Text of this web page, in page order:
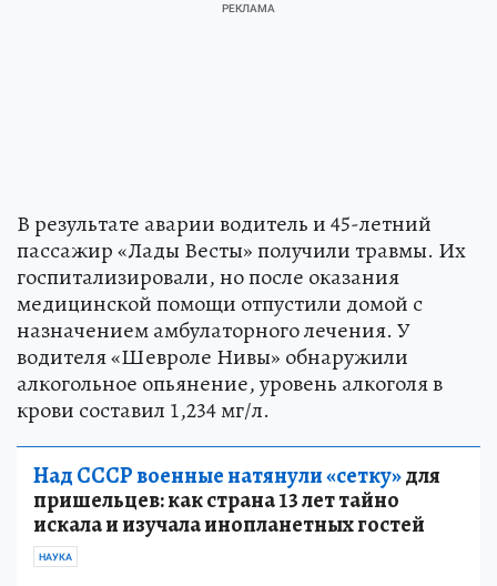
В результате аварии водитель и 45-летний
пассажир «Лады Весты» получили травмы. Их
госпитализировали, но после оказания
медицинской помощи отпустили домой с
назначением амбулаторного лечения. У
водителя «Шевроле Нивы» обнаружили
алкогольное опьянение, уровень алкоголя в
крови составил 1,234 мг/л.
Над СССР военные натянули «сетку»для
пришельцев: как страна 13 лет тайно
искала и изучала инопланетных гостей
НАУКА